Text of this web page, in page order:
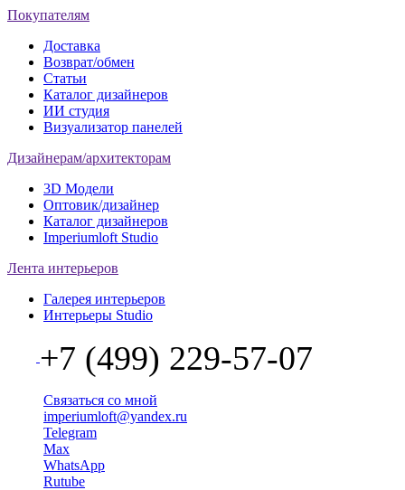
Покупателям
Доставка
Возврат/обмен
Статьи
Каталог дизайнеров
ИИ студия
Визуализатор панелей
Дизайнерам/архитекторам
3D Модели
Оптовик/дизайнер
Каталог дизайнеров
Imperiumloft Studio
Лента интерьеров
Галерея интерьеров
Интерьеры Studio
+7 (499) 229-57-07
Связаться со мной
imperiumloft@yandex.ru
Telegram
Max
WhatsApp
Rutube